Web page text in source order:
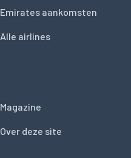
Emirates aankomsten
Alle airlines
Magazine
Over deze site